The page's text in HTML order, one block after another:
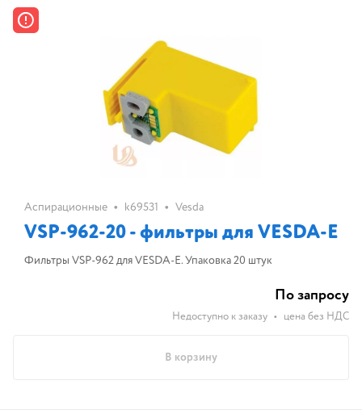
Аспирационные • k69531 • Vesda
VSP-962-20 - фильтры для VESDA-E
Фильтры VSP-962 для VESDA-E. Упаковка 20 штук
По запросу
Недоступно к заказу • цена без НДС
В корзину